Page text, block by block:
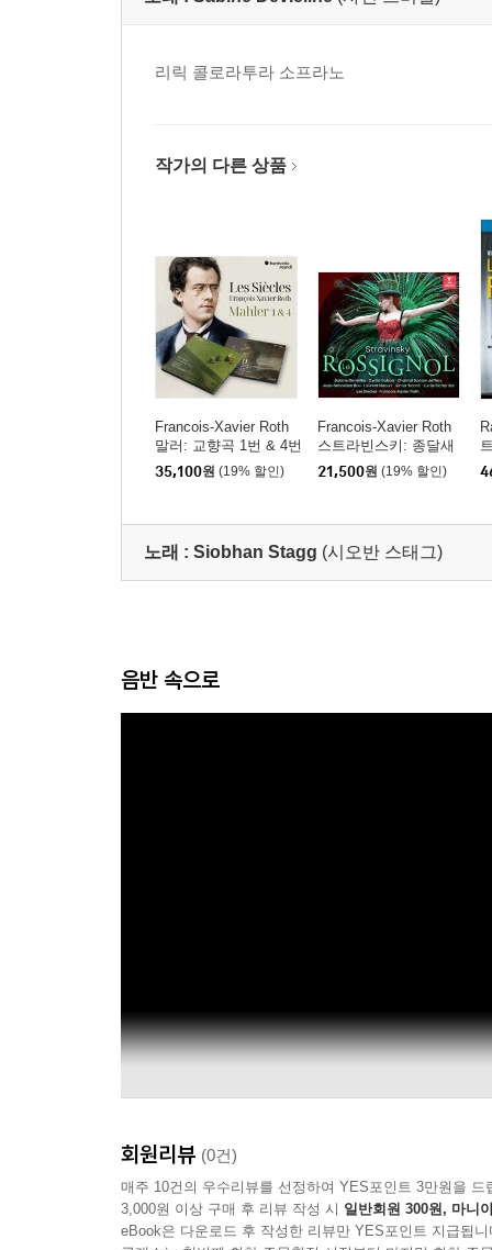
리릭 콜로라투라 소프라노
작가의 다른 상품
Francois-Xavier Roth
말러: 교향곡 1번 & 4번
(Symphony No.1 & 4)
35,100원 (19% 할인)
Francois-Xavier Roth
스트라빈스키: 종달새
(Stravinsky: Le Rossig
nol)
21,500원 (19% 할인)
노래 : Siobhan Stagg (시오반 스태그)
음반 속으로
회원리뷰 (0건)
매주 10건의 우수리뷰를 선정하여 YES포인트 3만원을 드
3,000원 이상 구매 후 리뷰 작성 시 일반회원 300원, 마니
eBook은 다운로드 후 작성한 리뷰만 YES포인트 지급됩니